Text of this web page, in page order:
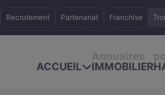
Recrutement Partenariat Franchise
ACCUEIL
IMMOBILIER